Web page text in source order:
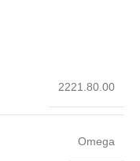
2221.80.00
Omega